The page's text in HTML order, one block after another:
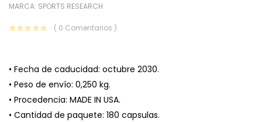
MARCA: SPORTS RESEARCH
( 0 Comentarios )
• Fecha de caducidad: octubre 2030.
• Peso de envío: 0,250 kg.
• Procedencia: MADE IN USA.
• Cantidad de paquete: 180 capsulas.